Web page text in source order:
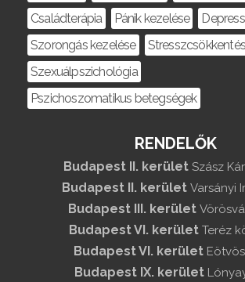
Családterápia
Pánik kezelése
Szorongás kezelése
Stresszcsökkentés
Szexuálpszichológia
Pszichoszomatikus betegségek
RENDELŐK
Budapest II. kerület Szász
Budapest II. kerület Varsányi
Budapest III. kerület
Budapest VI. kerület Teréz
Budapest VI. kerület
Budapest IX. kerület